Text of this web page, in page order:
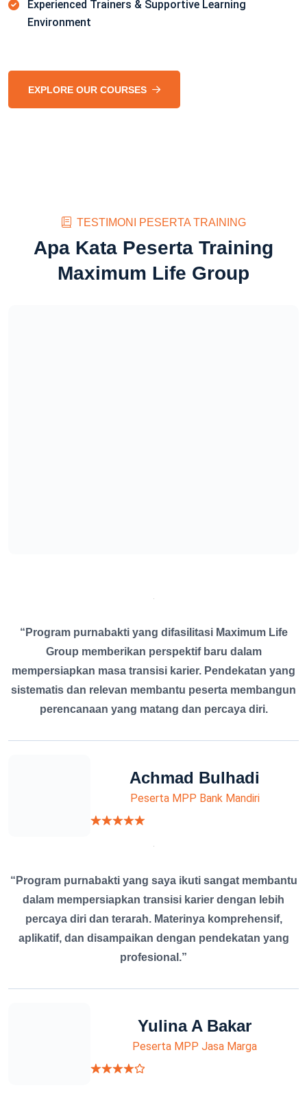
Experienced Trainers & Supportive Learning
Environment
EXPLORE OUR COURSES
TESTIMONI PESERTA TRAINING
Apa Kata Peserta Training
Maximum Life Group
“Program purnabakti yang difasilitasi Maximum Life
Group memberikan perspektif baru dalam
mempersiapkan masa transisi karier. Pendekatan yang
sistematis dan relevan membantu peserta membangun
perencanaan yang matang dan percaya diri.
Achmad Bulhadi
Peserta MPP Bank Mandiri
“Program purnabakti yang saya ikuti sangat membantu
dalam mempersiapkan transisi karier dengan lebih
percaya diri dan terarah. Materinya komprehensif,
aplikatif, dan disampaikan dengan pendekatan yang
profesional.”
Yulina A Bakar
Peserta MPP Jasa Marga